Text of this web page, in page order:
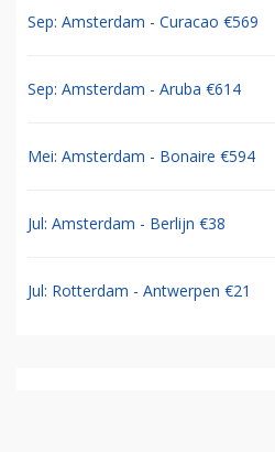
Sep: Amsterdam - Curacao €569
Sep: Amsterdam - Aruba €614
Mei: Amsterdam - Bonaire €594
Jul: Amsterdam - Berlijn €38
Jul: Rotterdam - Antwerpen €21